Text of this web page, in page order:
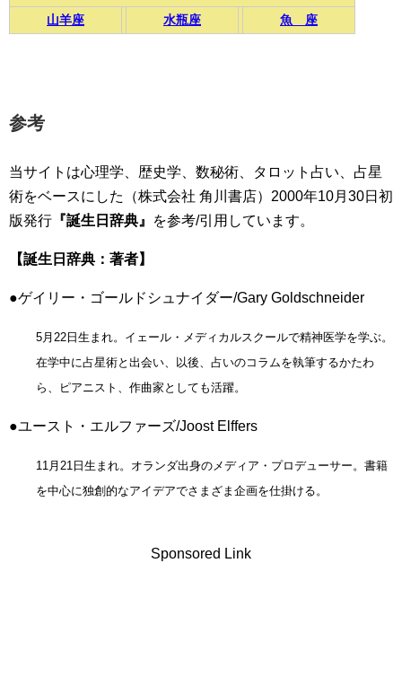
山羊座 水瓶座 魚 座
参考
当サイトは心理学、歴史学、数秘術、タロット占い、占星
術をベースにした（株式会社 角川書店）2000年10月30日初
版発行 『誕生日辞典』 を参考/引用しています。
【誕生日辞典：著者】
●ゲイリー・ゴールドシュナイダー/Gary Goldschneider
5月22日生まれ。イェール・メディカルスクールで精神医学を学ぶ。
在学中に占星術と出会い、以後、占いのコラムを執筆するかたわ
ら、ピアニスト、作曲家としても活躍。
●ユースト・エルファーズ/Joost Elffers
11月21日生まれ。オランダ出身のメディア・プロデューサー。書籍
を中心に独創的なアイデアでさまざま企画を仕掛ける。
Sponsored Link